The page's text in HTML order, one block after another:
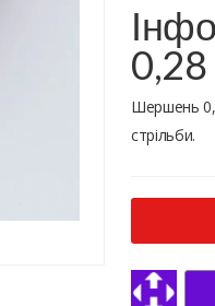
Шершень
стрільби.